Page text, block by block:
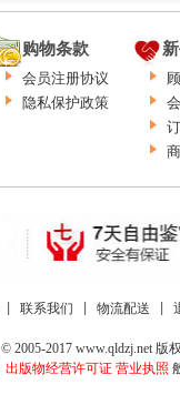
购物条款
会员注册协议
隐私保护政策
联系我们 物流配送
© 2005-2017 www.qldzj.net
出版物经营许可证 营业执照